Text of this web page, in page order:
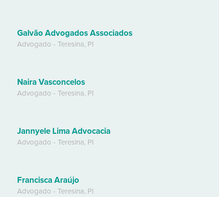
Galvão Advogados Associados
Advogado - Teresina, PI
Naira Vasconcelos
Advogado - Teresina, PI
Jannyele Lima Advocacia
Advogado - Teresina, PI
Francisca Araújo
Advogado - Teresina, PI